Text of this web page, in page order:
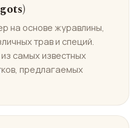
на основе журавлины,
трав и специй.
самых известных
предлагаемых